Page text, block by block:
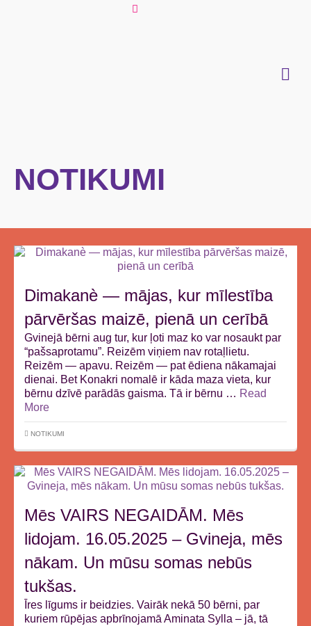
NOTIKUMI
Dimakanè — mājas, kur mīlestība
pārvēršas maizē, pienā un cerībā
Gvinejā bērni aug tur, kur ļoti maz ko var nosaukt par
“pašsaprotamu”. Reizēm viņiem nav rotaļlietu.
Reizēm — apavu. Reizēm — pat ēdiena nākamajai
dienai. Bet Konakri nomalē ir kāda maza vieta, kur
bērnu dzīvē parādās gaisma. Tā ir bērnu … Read
More
NOTIKUMI
Mēs VAIRS NEGAIDĀM. Mēs
lidojam. 16.05.2025 – Gvineja, mēs
nākam. Un mūsu somas nebūs
tukšas.
Īres līgums ir beidzies. Vairāk nekā 50 bērni, par
kuriem rūpējas apbrīnojamā Aminata Sylla – jā, tā